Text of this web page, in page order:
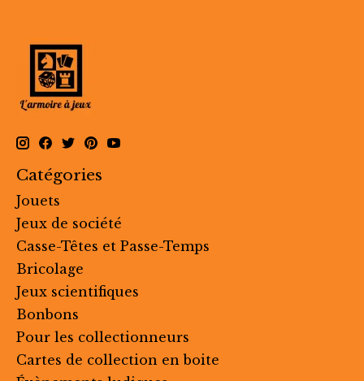
Catégories
Jouets
Jeux de société
Casse-Têtes et Passe-Temps
Bricolage
Jeux scientifiques
Bonbons
Pour les collectionneurs
Cartes de collection en boite